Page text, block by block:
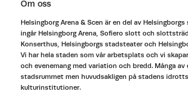
Om oss
Helsingborg Arena & Scen är en del av
ingår Helsingborg Arena, Sofiero slott och
Konserthus, Helsingborgs stadsteater och
Vi har hela staden som vår arbetsplats och vi
och evenemang med variation och bredd. Många av
stadsrummet men huvudsakligen på stadens
kulturinstitutioner.